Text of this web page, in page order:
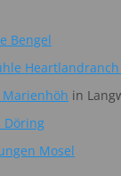
Bengel
in
Döring
Mosel